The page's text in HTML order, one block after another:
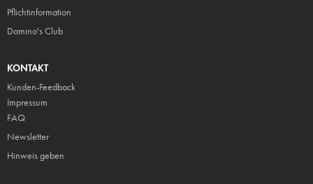
Pflichtinformation
Domino's Club
KONTAKT
Kunden-Feedback
Impressum
FAQ
Newsletter
Hinweis geben